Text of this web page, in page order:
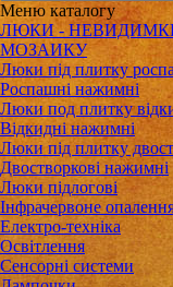
Меню каталогу
ЛЮКИ - НЕВИДИМКИ
МОЗАИКУ
Люки під плитку
Роспашні нажимні
Люки под плитку
Відкидні нажимні
Люки під плитку
Двостворкові нажимні
Люки підлогові
Інфрачервоне
Електро-техніка
Освітлення
Сенсорні системи